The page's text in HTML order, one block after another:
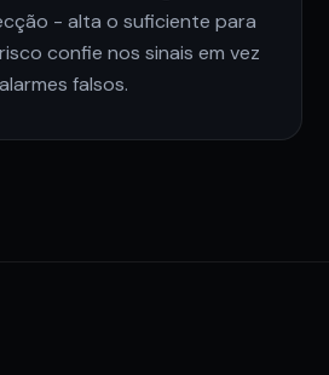
- alta o suficiente para
confie nos sinais em vez
falsos.